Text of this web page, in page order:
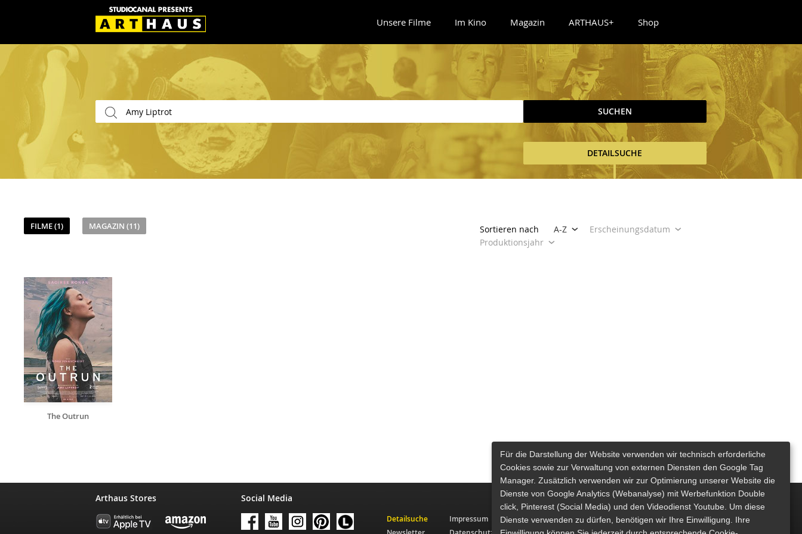
Unsere Filme Im Kino Magazin ARTHAUS+ Shop
SUCHEN
DETAILSUCHE
FILME (1) MAGAZIN (11) Sortieren nach A-Z
Erscheinungsdatum
Produktionsjahr
The Outrun
Arthaus Stores Social Media
Detailsuche
Impressum
Für die Darstellung der Website verwenden wir technisch erforderliche
Cookies sowie zur Verwaltung von externen Diensten den Google Tag
Manager. Zusätzlich verwenden wir zur Optimierung unserer Website die
Dienste von Google Analytics (Webanalyse) mit Werbefunktion Double
click, Pinterest (Social Media) und den Videodienst Youtube. Um diese
Dienste verwenden zu dürfen, benötigen wir Ihre Einwilligung. Ihre